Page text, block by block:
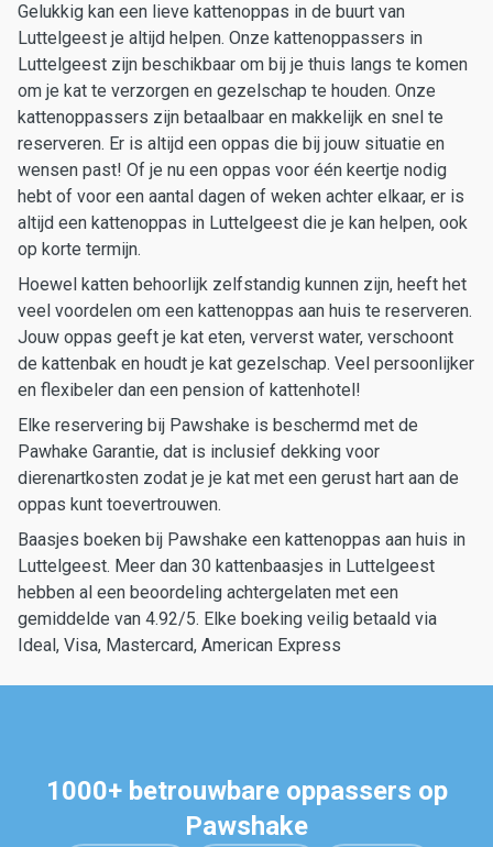
Gelukkig kan een lieve kattenoppas in de buurt van
Luttelgeest je altijd helpen. Onze kattenoppassers in
Luttelgeest zijn beschikbaar om bij je thuis langs te komen
om je kat te verzorgen en gezelschap te houden. Onze
kattenoppassers zijn betaalbaar en makkelijk en snel te
reserveren. Er is altijd een oppas die bij jouw situatie en
wensen past! Of je nu een oppas voor één keertje nodig
hebt of voor een aantal dagen of weken achter elkaar, er is
altijd een kattenoppas in Luttelgeest die je kan helpen, ook
op korte termijn.
Hoewel katten behoorlijk zelfstandig kunnen zijn, heeft het
veel voordelen om een kattenoppas aan huis te reserveren.
Jouw oppas geeft je kat eten, ververst water, verschoont
de kattenbak en houdt je kat gezelschap. Veel persoonlijker
en flexibeler dan een pension of kattenhotel!
Elke reservering bij Pawshake is beschermd met de
Pawhake Garantie, dat is inclusief dekking voor
dierenartkosten zodat je je kat met een gerust hart aan de
oppas kunt toevertrouwen.
Baasjes boeken bij Pawshake een kattenoppas aan huis in
Luttelgeest. Meer dan 30 kattenbaasjes in Luttelgeest
hebben al een beoordeling achtergelaten met een
gemiddelde van 4.92/5. Elke boeking veilig betaald via
Ideal, Visa, Mastercard, American Express
1000+ betrouwbare oppassers op
Pawshake